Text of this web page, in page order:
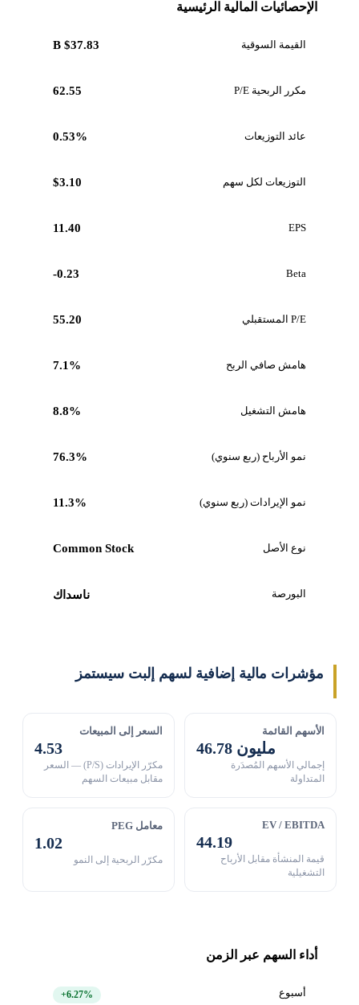
الإحصائيات المالية الرئيسية
القيمة السوقية $37.83 B
مكرر الربحية P/E 62.55
عائد التوزيعات 0.53%
التوزيعات لكل سهم $3.10
EPS
11.40
Beta
-0.23
P/E المستقبلي 55.20
هامش صافي الربح 7.1%
هامش التشغيل 8.8%
نمو الأرباح (ربع سنوي) 76.3%
نمو الإيرادات (ربع سنوي) 11.3%
نوع الأصل Common Stock
البورصة ناسداك
مؤشرات مالية إضافية لسهم إلبت سيستمز
الأسهم القائمة
46.78 مليون
إجمالي الأسهم المُصدَرة
المتداولة
السعر إلى المبيعات
4.53
مكرّر الإيرادات (P/S) — السعر
مقابل مبيعات السهم
EV / EBITDA
44.19
قيمة المنشأة مقابل الأرباح
التشغيلية
معامل PEG
1.02
مكرّر الربحية إلى النمو
أداء السهم عبر الزمن
أسبوع +6.27%